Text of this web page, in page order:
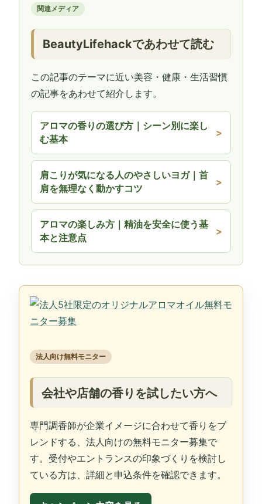
関連メディア
BeautyLifehackであわせて読む
この記事のテーマに近い美容・健康・生活習慣
の記事をあわせて紹介します。
アロマの香りの選び方｜シーン別に楽し
む基本
肩こりが気になる人のやさしいヨガ｜首
肩を無理なく動かすコツ
アロマの楽しみ方｜精油を安全に使う基
本と注意点
法人向け無料モニター
会社や店舗の香りを試したい方へ
専門調香師が企業イメージに合わせて香りをブ
レンドする、法人向けの無料モニター募集で
す。受付やエントランスの印象づくりを検討し
ている方は、詳細と申込条件を確認できます。